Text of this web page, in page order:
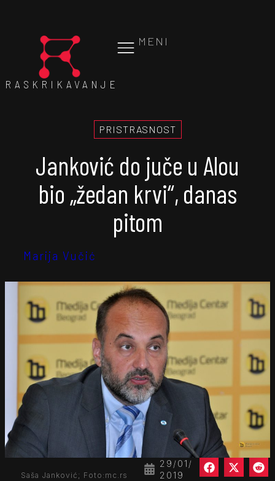
MENI
RASKRIKAVANJE
PRISTRASNOST
Janković do juče u Alou
bio „žedan krvi“, danas
pitom
Marija Vučić
29/01/
2019
Saša Janković; Foto:mc.rs